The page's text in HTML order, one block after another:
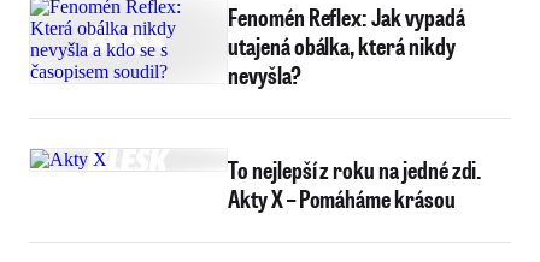
Fenomén Reflex: Jak vypadá
utajená obálka, která nikdy
nevyšla?
To nejlepší z roku na jedné zdi.
Akty X – Pomáháme krásou